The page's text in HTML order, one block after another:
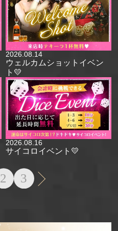
2026.08.14
ウェルカムショットイベン
ト💛
2026.08.16
サイコロイベント💛
2 3